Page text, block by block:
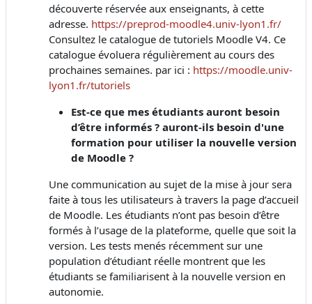
découverte réservée aux enseignants, à cette
adresse. https://preprod-moodle4.univ-lyon1.fr/
Consultez le catalogue de tutoriels Moodle V4. Ce
catalogue évoluera régulièrement au cours des
prochaines semaines. par ici : https://moodle.univ-
lyon1.fr/tutoriels
Est-ce que mes étudiants auront besoin
d’être informés ? auront-ils besoin d'une
formation pour utiliser la nouvelle version
de Moodle ?
Une communication au sujet de la mise à jour sera
faite à tous les utilisateurs à travers la page d’accueil
de Moodle. Les étudiants n’ont pas besoin d’être
formés à l’usage de la plateforme, quelle que soit la
version. Les tests menés récemment sur une
population d’étudiant réelle montrent que les
étudiants se familiarisent à la nouvelle version en
autonomie.